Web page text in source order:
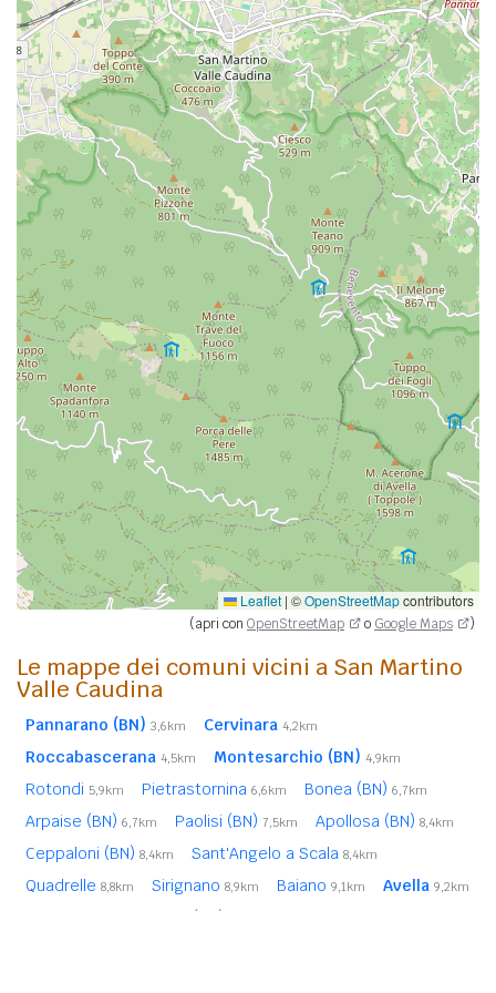
Leaflet | ©OpenStreetMapcontributors
(apri con OpenStreetMap o Google Maps )
Le mappe dei comuni vicini a San Martino
Valle Caudina
Pannarano (BN) 3,6km Cervinara 4,2km
Roccabascerana 4,5km Montesarchio (BN) 4,9km
Rotondi 5,9km Pietrastornina 6,6km Bonea (BN) 6,7km
Arpaise (BN) 6,7km Paolisi (BN) 7,5km Apollosa (BN) 8,4km
Ceppaloni (BN) 8,4km Sant'Angelo a Scala 8,4km
Quadrelle 8,8km Sirignano 8,9km Baiano 9,1km Avella 9,2km
San Leucio del Sannio (BN)